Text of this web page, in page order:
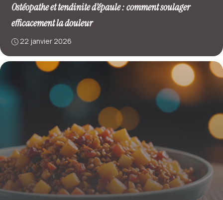
Ostéopathe et tendinite d’épaule : comment soulager
efficacement la douleur
22 janvier 2026